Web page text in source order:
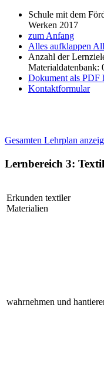
Schule mit dem
Werken 2017
zum Anfang
Alles aufklappen
Anzahl der
Materialdatenbank:
Dokument als PDF
Kontaktformular
Gesamten Lehrplan
Lernbereich 3:
Erkunden textiler
Materialien
wahrnehmen und